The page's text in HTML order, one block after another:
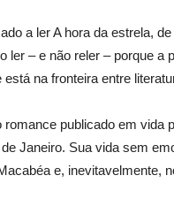
a ler A hora da estrela,
ler – e não reler – porque a
na fronteira entre
romance publicado em vida
Janeiro. Sua vida sem
e, inevitavelmente,